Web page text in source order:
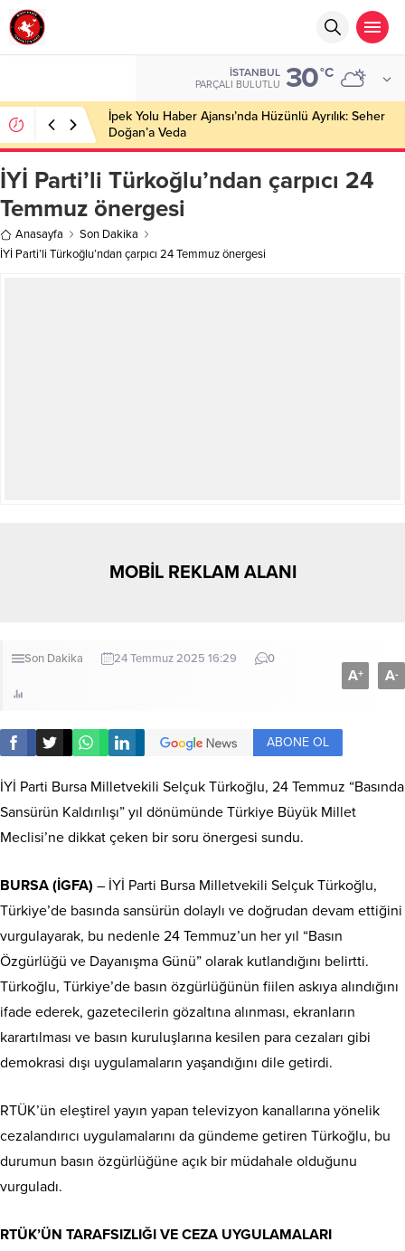
İSTANBUL
PARÇALI BULUTLU 30°C
İpek Yolu Haber Ajansı’nda Hüzünlü Ayrılık: Seher
Doğan’a Veda
İYİ Parti’li Türkoğlu’ndan çarpıcı 24
Temmuz önergesi
Anasayfa
Son Dakika
İYİ Parti’li Türkoğlu’ndan çarpıcı 24 Temmuz önergesi
MOBİL REKLAM ALANI
Son Dakika 24 Temmuz 2025 16:29 0
A+ A-
ABONE OL
İYİ Parti Bursa Milletvekili Selçuk Türkoğlu, 24 Temmuz “Basında
Sansürün Kaldırılışı” yıl dönümünde Türkiye Büyük Millet
Meclisi’ne dikkat çeken bir soru önergesi sundu.
BURSA (İGFA) – İYİ Parti Bursa Milletvekili Selçuk Türkoğlu,
Türkiye’de basında sansürün dolaylı ve doğrudan devam ettiğini
vurgulayarak, bu nedenle 24 Temmuz’un her yıl “Basın
Özgürlüğü ve Dayanışma Günü” olarak kutlandığını belirtti.
Türkoğlu, Türkiye’de basın özgürlüğünün fiilen askıya alındığını
ifade ederek, gazetecilerin gözaltına alınması, ekranların
karartılması ve basın kuruluşlarına kesilen para cezaları gibi
demokrasi dışı uygulamaların yaşandığını dile getirdi.
RTÜK’ün eleştirel yayın yapan televizyon kanallarına yönelik
cezalandırıcı uygulamalarını da gündeme getiren Türkoğlu, bu
durumun basın özgürlüğüne açık bir müdahale olduğunu
vurguladı.
RTÜK’ÜN TARAFSIZLIĞI VE CEZA UYGULAMALARI